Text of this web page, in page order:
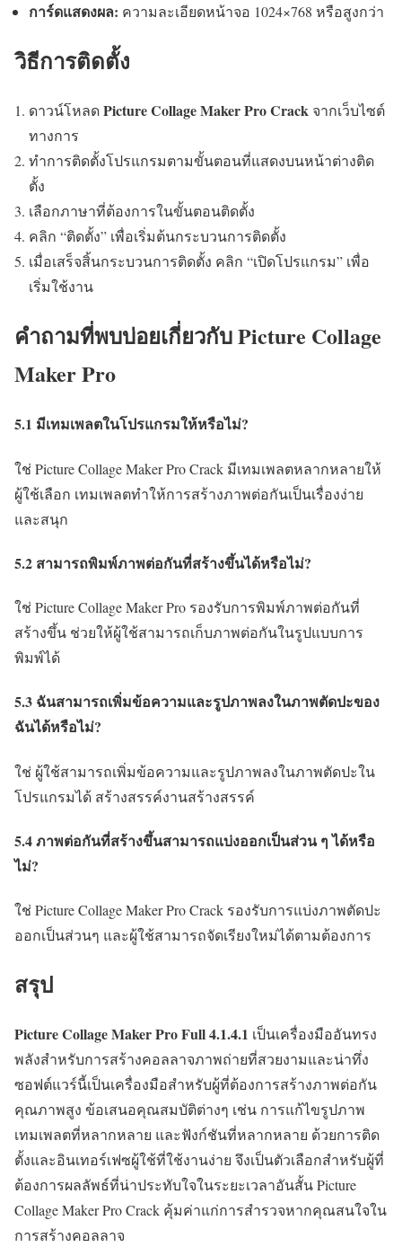
การ์ดแสดงผล: ความละเอียดหน้าจอ 1024×768 หรือสูงกว่า
วิธีการติดตั้ง
ดาวน์โหลดPicture Collage Maker Pro Crack จากเว็บไซต์
ทางการ
ทำการติดตั้งโปรแกรมตามขั้นตอนที่แสดงบนหน้าต่างติด
ตั้ง
เลือกภาษาที่ต้องการในขั้นตอนติดตั้ง
คลิก “ติดตั้ง” เพื่อเริ่มต้นกระบวนการติดตั้ง
เมื่อเสร็จสิ้นกระบวนการติดตั้ง คลิก “เปิดโปรแกรม” เพื่อ
เริ่มใช้งาน
คำถามที่พบบ่อยเกี่ยวกับ Picture Collage
Maker Pro
5.1 มีเทมเพลตในโปรแกรมให้หรือไม่?
ใช่ Picture Collage Maker Pro Crack มีเทมเพลตหลากหลายให้
ผู้ใช้เลือก เทมเพลตทำให้การสร้างภาพต่อกันเป็นเรื่องง่าย
และสนุก
5.2 สามารถพิมพ์ภาพต่อกันที่สร้างขึ้นได้หรือไม่?
ใช่ Picture Collage Maker Pro รองรับการพิมพ์ภาพต่อกันที่
สร้างขึ้น ช่วยให้ผู้ใช้สามารถเก็บภาพต่อกันในรูปแบบการ
พิมพ์ได้
5.3 ฉันสามารถเพิ่มข้อความและรูปภาพลงในภาพตัดปะของ
ฉันได้หรือไม่?
ใช่ ผู้ใช้สามารถเพิ่มข้อความและรูปภาพลงในภาพตัดปะใน
โปรแกรมได้ สร้างสรรค์งานสร้างสรรค์
5.4 ภาพต่อกันที่สร้างขึ้นสามารถแบ่งออกเป็นส่วน ๆ ได้หรือ
ไม่?
ใช่ Picture Collage Maker Pro Crack รองรับการแบ่งภาพตัดปะ
ออกเป็นส่วนๆ และผู้ใช้สามารถจัดเรียงใหม่ได้ตามต้องการ
สรุป
Picture Collage Maker Pro Full 4.1.4.1 เป็นเครื่องมืออันทรง
พลังสำหรับการสร้างคอลลาจภาพถ่ายที่สวยงามและน่าทึ่ง
ซอฟต์แวร์นี้เป็นเครื่องมือสำหรับผู้ที่ต้องการสร้างภาพต่อกัน
คุณภาพสูง ข้อเสนอคุณสมบัติต่างๆ เช่น การแก้ไขรูปภาพ
เทมเพลตที่หลากหลาย และฟังก์ชันที่หลากหลาย ด้วยการติด
ตั้งและอินเทอร์เฟซผู้ใช้ที่ใช้งานง่าย จึงเป็นตัวเลือกสำหรับผู้ที่
ต้องการผลลัพธ์ที่น่าประทับใจในระยะเวลาอันสั้น Picture
Collage Maker Pro Crack คุ้มค่าแก่การสำรวจหากคุณสนใจใน
การสร้างคอลลาจ